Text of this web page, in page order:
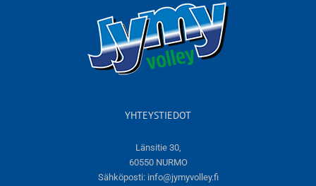
YHTEYSTIEDOT
Länsitie 30,
60550 NURMO
Sähköposti: info@jymyvolley.fi